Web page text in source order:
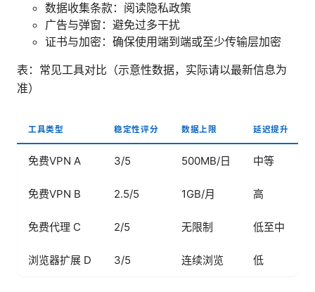
数据收集条款：阅读隐私政策
广告与弹窗：避免过多干扰
证书与加密：确保使用端到端或至少传输层加密
表：常见工具对比（示意性数据，实际请以最新信息为
准）
工具类型 稳定性评分 数据上限 延迟提升
免费VPN A 3/5 500MB/日 中等
免费VPN B 2.5/5 1GB/月 高
免费代理 C 2/5 无限制 低至中
浏览器扩展 D 3/5 连续浏览 低